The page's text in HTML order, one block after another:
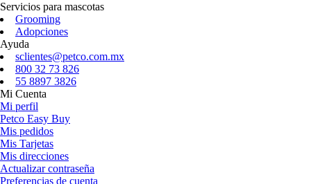
Servicios para mascotas
Grooming
Adopciones
Ayuda
sclientes@petco.com.mx
800 32 73 826
55 8897 3826
Mi Cuenta
Mi perfil
Petco Easy Buy
Mis pedidos
Mis Tarjetas
Mis direcciones
Actualizar contraseña
Preferencias de cuenta